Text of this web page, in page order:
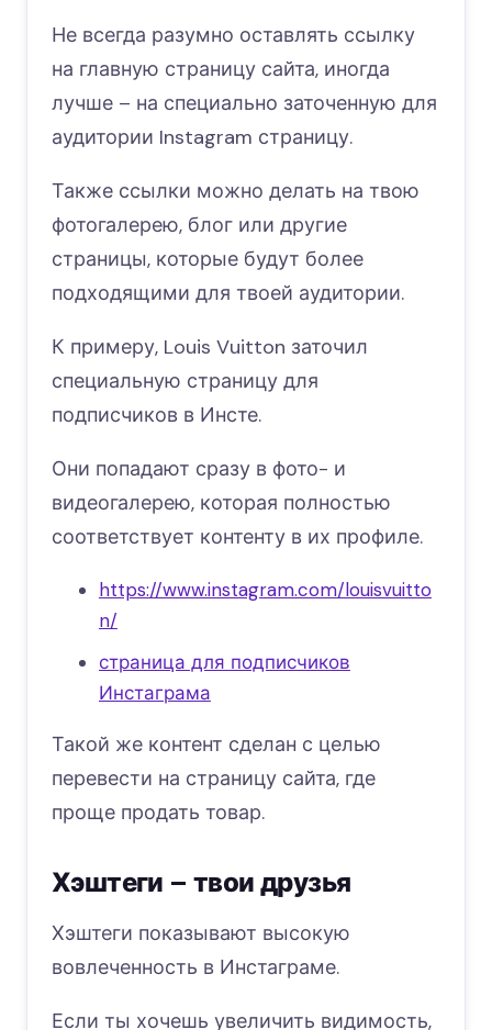
Не всегда разумно оставлять ссылку
на главную страницу сайта, иногда
лучше – на специально заточенную для
аудитории Instagram страницу.
Также ссылки можно делать на твою
фотогалерею, блог или другие
страницы, которые будут более
подходящими для твоей аудитории.
К примеру, Louis Vuitton заточил
специальную страницу для
подписчиков в Инсте.
Они попадают сразу в фото- и
видеогалерею, которая полностью
соответствует контенту в их профиле.
https://www.instagram.com/louisvuitto
n/
страница для подписчиков
Инстаграма
Такой же контент сделан с целью
перевести на страницу сайта, где
проще продать товар.
Хэштеги – твои друзья
Хэштеги показывают высокую
вовлеченность в Инстаграме.
Если ты хочешь увеличить видимость,